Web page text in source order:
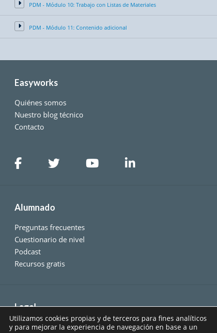
PDM - Módulo 10: Trabajo con Listas de Materiales
PDM - Módulo 11: Contenido adicional
Easyworks
Quiénes somos
Nuestro blog técnico
Contacto
Alumnado
Preguntas frecuentes
Cuestionario de nivel
Podcast
Recursos gratis
Legal
Condiciones generales de compra
Utilizamos cookies propias y de terceros para fines analíticos
y para mejorar la experiencia de navegación en base a un